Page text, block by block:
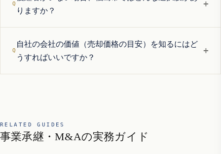
りますか？
+
自社の会社の価値（売却価格の目安）を知るにはど
うすればいいですか？
+
RELATED GUIDES
事業承継・M&Aの実務ガイド